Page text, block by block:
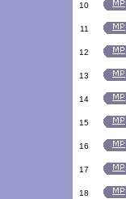
10
11
12
13
14
15
16
17
18